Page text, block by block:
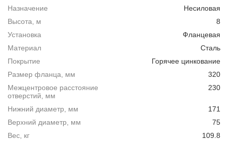
Назначение
Несиловая
Высота, м
8
Установка
Фланцевая
Материал
Сталь
Покрытие
Горячее цинкование
Размер фланца, мм
320
Межцентровое расстояние
отверстий, мм
230
Нижний диаметр, мм
171
Верхний диаметр, мм
75
Вес, кг
109.8